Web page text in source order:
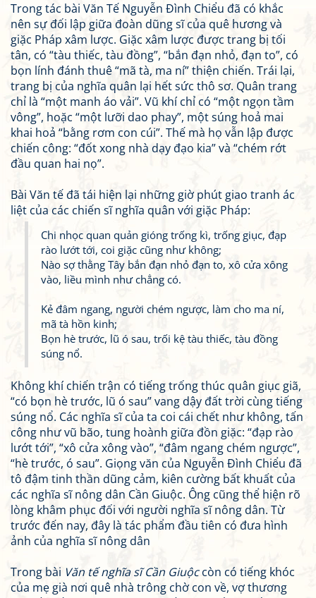
Trong tác bài Văn Tế Nguyễn Đình Chiểu đã có khắc
nên sự đối lập giữa đoàn dũng sĩ của quê hương và
giặc Pháp xâm lược. Giặc xâm lược được trang bị tối
tân, có “tàu thiếc, tàu đồng”, “bắn đạn nhỏ, đạn to”, có
bọn lính đánh thuê “mã tà, ma ní” thiện chiến. Trái lại,
trang bị của nghĩa quân lại hết sức thô sơ. Quân trang
chỉ là “một manh áo vải”. Vũ khí chỉ có “một ngọn tầm
vông”, hoặc “một lưỡi dao phay”, một súng hoả mai
khai hoả “bằng rơm con cúi”. Thế mà họ vẫn lập được
chiến công: “đốt xong nhà dạy đạo kia” và “chém rớt
đầu quan hai nọ”.
Bài Văn tế đã tái hiện lại những giờ phút giao tranh ác
liệt của các chiến sĩ nghĩa quân với giặc Pháp:
Chi nhọc quan quản gióng trống kì, trống giục, đạp
rào lướt tới, coi giặc cũng như không;
Nào sợ thằng Tây bắn đạn nhỏ đạn to, xô cửa xông
vào, liều mình như chẳng có.
Kẻ đâm ngang, người chém ngược, làm cho ma ní,
mã tà hồn kinh;
Bọn hè trước, lũ ó sau, trối kệ tàu thiếc, tàu đồng
súng nổ.
Không khí chiến trận có tiếng trống thúc quân giục giã,
“có bọn hè trước, lũ ó sau” vang dậy đất trời cùng tiếng
súng nổ. Các nghĩa sĩ của ta coi cái chết như không, tấn
công như vũ bão, tung hoành giữa đồn giặc: “đạp rào
lướt tới”, “xô cửa xông vào”, “đâm ngang chém ngược”,
“hè trước, ó sau”. Giọng văn của Nguyễn Đình Chiểu đã
tô đậm tinh thần dũng cảm, kiên cường bất khuất của
các nghĩa sĩ nông dân Cần Giuộc. Ông cũng thể hiện rõ
lòng khâm phục đối với người nghĩa sĩ nông dân. Từ
trước đến nay, đây là tác phẩm đầu tiên có đưa hình
ảnh của nghĩa sĩ nông dân
Trong bài Văn tế nghĩa sĩ Cần Giuộccòn có tiếng khóc
của mẹ già nơi quê nhà trông chờ con về, vợ thương